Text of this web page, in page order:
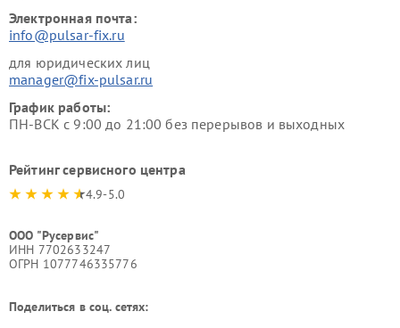
Электронная почта:
info@pulsar-fix.ru
для юридических лиц
manager@fix-pulsar.ru
График работы:
ПН-ВСК с 9:00 до 21:00 без перерывов и выходных
Рейтинг сервисного центра
4.9-5.0
ООО "Русервис"
ИНН 7702633247
ОГРН 1077746335776
Поделиться в соц. сетях: